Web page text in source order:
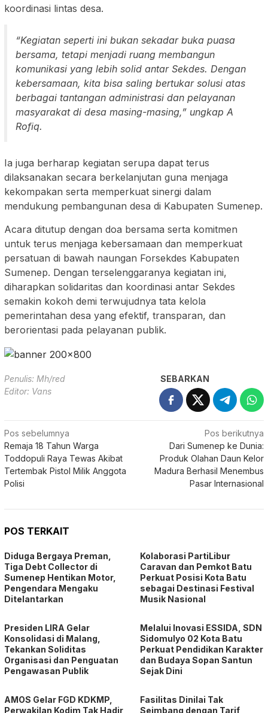
koordinasi lintas desa.
“Kegiatan seperti ini bukan sekadar buka puasa
bersama, tetapi menjadi ruang membangun
komunikasi yang lebih solid antar Sekdes. Dengan
kebersamaan, kita bisa saling bertukar solusi atas
berbagai tantangan administrasi dan pelayanan
masyarakat di desa masing-masing,” ungkap A
Rofiq.
Ia juga berharap kegiatan serupa dapat terus
dilaksanakan secara berkelanjutan guna menjaga
kekompakan serta memperkuat sinergi dalam
mendukung pembangunan desa di Kabupaten Sumenep.
Acara ditutup dengan doa bersama serta komitmen
untuk terus menjaga kebersamaan dan memperkuat
persatuan di bawah naungan Forsekdes Kabupaten
Sumenep. Dengan terselenggaranya kegiatan ini,
diharapkan solidaritas dan koordinasi antar Sekdes
semakin kokoh demi terwujudnya tata kelola
pemerintahan desa yang efektif, transparan, dan
berorientasi pada pelayanan publik.
Penulis: Mh/red
Editor: Vans
SEBARKAN
Navigasi
pos
Pos sebelumnya
Remaja 18 Tahun Warga
Toddopuli Raya Tewas Akibat
Tertembak Pistol Milik Anggota
Polisi
Pos berikutnya
Dari Sumenep ke Dunia:
Produk Olahan Daun Kelor
Madura Berhasil Menembus
Pasar Internasional
POS TERKAIT
Diduga Bergaya Preman,
Tiga Debt Collector di
Sumenep Hentikan Motor,
Pengendara Mengaku
Ditelantarkan
Kolaborasi PartiLibur
Caravan dan Pemkot Batu
Perkuat Posisi Kota Batu
sebagai Destinasi Festival
Musik Nasional
Presiden LIRA Gelar
Konsolidasi di Malang,
Tekankan Soliditas
Organisasi dan Penguatan
Pengawasan Publik
Melalui Inovasi ESSIDA, SDN
Sidomulyo 02 Kota Batu
Perkuat Pendidikan Karakter
dan Budaya Sopan Santun
Sejak Dini
AMOS Gelar FGD KDKMP,
Perwakilan Kodim Tak Hadir,
Fasilitas Dinilai Tak
Seimbang dengan Tarif,